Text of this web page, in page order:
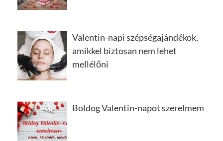
Valentin-napi szépségajándékok,
amikkel biztosan nem lehet
mellélőni
Boldog Valentin-napot szerelmem